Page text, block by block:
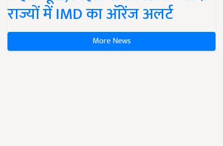
राज्यों में IMD का ऑरेंज अलर्ट
More News